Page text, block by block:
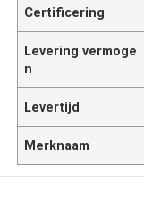
Certificering
Levering vermoge
n
Levertijd
Merknaam